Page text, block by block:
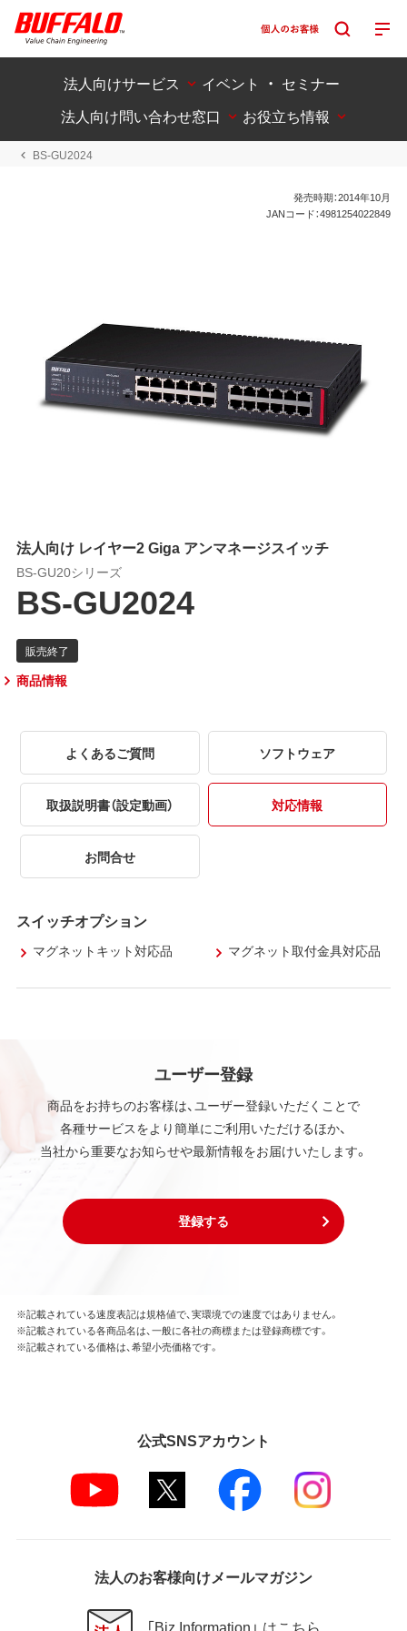
法人向けサービス
イベント ・ セミナー
法人向け問い合わせ窓口
お役立ち情報
BS-GU2024
発売時期：2014年10月
JANコード：4981254022849
法人向け レイヤー2 Giga アンマネージスイッチ
BS-GU20シリーズ
BS-GU2024
商品情報
よくあるご質問 ソフトウェア
取扱説明書（設定動画） 対応情報
お問合せ
スイッチオプション
マグネットキット対応品 マグネット取付金具対応品
ユーザー登録
商品をお持ちのお客様は、ユーザー登録いただくことで
各種サービスをより簡単にご利用いただけるほか、
当社から重要なお知らせや最新情報をお届けいたします。
登録する
※記載されている速度表記は規格値で、実環境での速度ではありません。
※記載されている各商品名は、一般に各社の商標または登録商標です。
※記載されている価格は、希望小売価格です。
公式SNSアカウント
法人のお客様向けメールマガジン
「Biz Information」 はこちら